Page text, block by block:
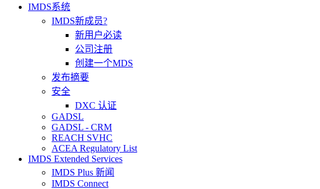
IMDS系统
IMDS新成员?
新用户必读
公司注册
创建一个MDS
发布摘要
安全
DXC 认证
GADSL
GADSL - CRM
REACH SVHC
ACEA Regulatory List
IMDS Extended Services
IMDS Plus 新闻
IMDS Connect